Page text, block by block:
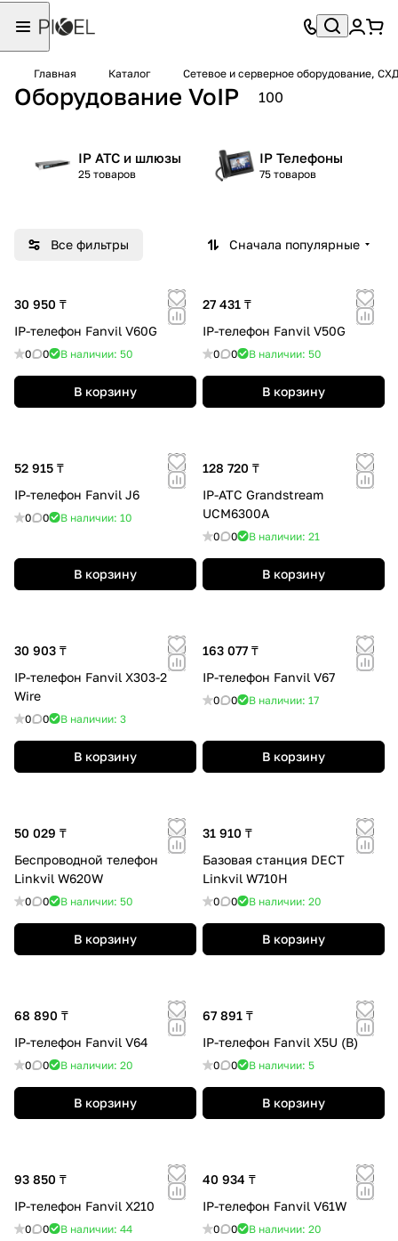
Главная Каталог Сетевое и серверное оборудование,
Оборудование VoIP 100
IP АТС и шлюзы
25 товаров
IP Телефоны
75 товаров
Все фильтры Сначала популярные
30 950 ₸
IP-телефон Fanvil V60G
0 0 В наличии: 50
В корзину
27 431 ₸
IP-телефон Fanvil V50G
0 0 В наличии: 50
В корзину
52 915 ₸
IP-телефон Fanvil J6
0 0 В наличии: 10
В корзину
128 720 ₸
IP-АТС Grandstream
UCM6300A
0 0 В наличии: 21
В корзину
30 903 ₸
IP-телефон Fanvil X303-2
Wire
0 0 В наличии: 3
В корзину
163 077 ₸
IP-телефон Fanvil V67
0 0 В наличии: 17
В корзину
50 029 ₸
Беспроводной телефон
Linkvil W620W
0 0 В наличии: 50
В корзину
31 910 ₸
Базовая станция DECT
Linkvil W710H
0 0 В наличии: 20
В корзину
68 890 ₸
IP-телефон Fanvil V64
0 0 В наличии: 20
В корзину
67 891 ₸
IP-телефон Fanvil X5U (B)
0 0 В наличии: 5
В корзину
93 850 ₸
IP-телефон Fanvil X210
0 0 В наличии: 44
40 934 ₸
IP-телефон Fanvil V61W
0 0 В наличии: 20